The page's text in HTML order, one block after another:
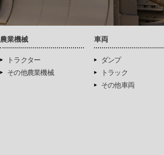
農業機械
トラクター
その他農業機械
車両
ダンプ
トラック
その他車両